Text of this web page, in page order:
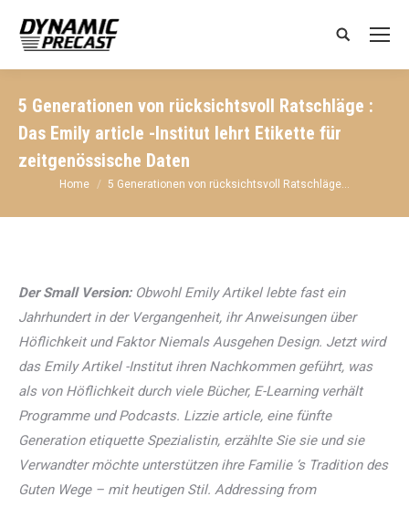
Search:
5 Generationen von rücksichtsvoll Ratschläge :
Das Emily article -Institut lehrt Etikette für
zeitgenössische Daten
You are here:
Home 5 Generationen von rücksichtsvoll Ratschläge…
Der Small Version: Obwohl Emily Artikel lebte fast ein
Jahrhundert in der Vergangenheit, ihr Anweisungen über
Höflichkeit und Faktor Niemals Ausgehen Design. Jetzt wird
das Emily Artikel -Institut ihren Nachkommen geführt, was
als von Höflichkeit durch viele Bücher, E-Learning verhält
Programme und Podcasts. Lizzie article, eine fünfte
Generation etiquette Spezialistin, erzählte Sie sie und sie
Verwandter möchte unterstützen ihre Familie ‘s Tradition des
Guten Wege – mit heutigen Stil. Addressing from